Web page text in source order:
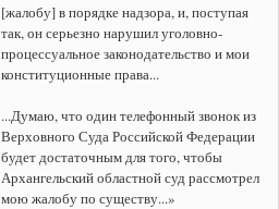
[жалобу] в порядке надзора, и, поступая
так, он серьезно нарушил уголовно-
процессуальное законодательство и мои
конституционные права...
...Думаю, что один телефонный звонок из
Верховного Суда Российской Федерации
будет достаточным для того, чтобы
Архангельский областной суд рассмотрел
мою жалобу по существу...»